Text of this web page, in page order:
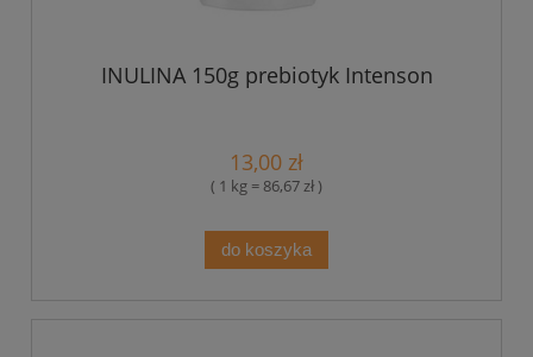
INULINA 150g prebiotyk Intenson
13,00 zł
( 1 kg = 86,67 zł )
do koszyka